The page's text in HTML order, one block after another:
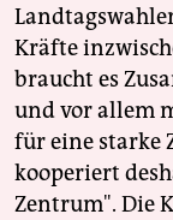
Kräfte
braucht es
und vor allem
für eine starke
kooperiert
Zentrum". Die